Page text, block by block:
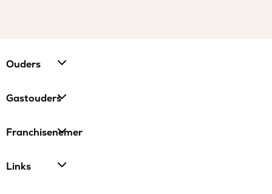
Ouders
Gastouders
Franchisenemer
Links